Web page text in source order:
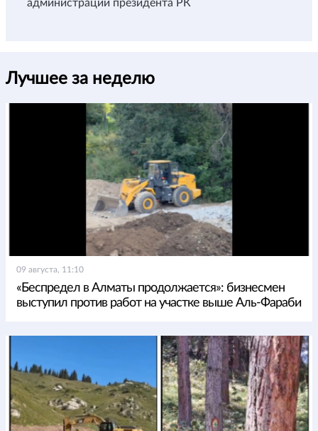
администрации президента РК
Лучшее за неделю
09 августа, 11:10
«Беспредел в Алматы продолжается»: бизнесмен
выступил против работ на участке выше Аль-Фараби